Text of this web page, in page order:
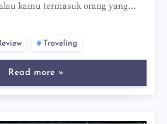
kamu termasuk orang yang…
Traveling
Read more »